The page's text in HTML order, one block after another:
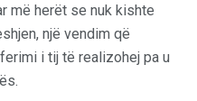
më herët se nuk kishte
një vendim që
i tij të realizohej pa u